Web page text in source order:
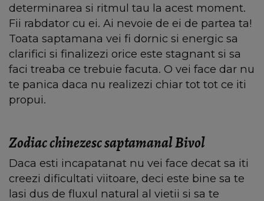
determinarea si ritmul tau la acest moment.
Fii rabdator cu ei. Ai nevoie de ei de partea ta!
Toata saptamana vei fi dornic si energic sa
clarifici si finalizezi orice este stagnant si sa
faci treaba ce trebuie facuta. O vei face dar nu
te panica daca nu realizezi chiar tot tot ce iti
propui.
Zodiac chinezesc saptamanal Bivol
Daca esti incapatanat nu vei face decat sa iti
creezi dificultati viitoare, deci este bine sa te
lasi dus de fluxul natural al vietii si sa te